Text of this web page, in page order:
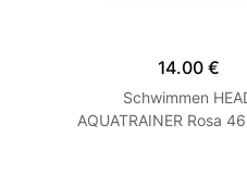
14.00 €
Schwimmen
AQUATRAINER Rosa